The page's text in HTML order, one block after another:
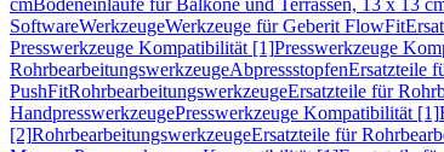
cmBodeneinläufe für Balkone und Terrassen, 13 x 13
SoftwareWerkzeugeWerkzeuge für Geberit FlowFit
Presswerkzeuge Kompatibilität [1]Presswerkzeuge
RohrbearbeitungswerkzeugeAbpressstopfenErsatzteile
PushFitRohrbearbeitungswerkzeugeErsatzteile für
HandpresswerkzeugePresswerkzeuge Kompatibilität [1]
[2]RohrbearbeitungswerkzeugeErsatzteile für